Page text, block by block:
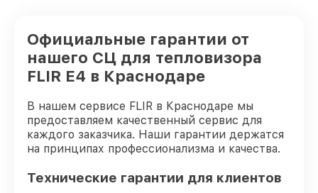
Официальные гарантии от
нашего СЦ для тепловизора
FLIR E4 в Краснодаре
В нашем сервисе FLIR в Краснодаре мы
предоставляем качественный сервис для
каждого заказчика. Наши гарантии держатся
на принципах профессионализма и качества.
Технические гарантии для клиентов